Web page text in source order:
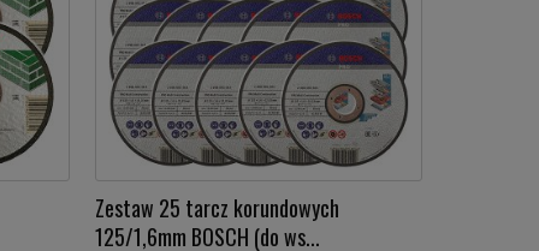
Zestaw 25 tarcz korundowych
125/1,6mm BOSCH (do ws...